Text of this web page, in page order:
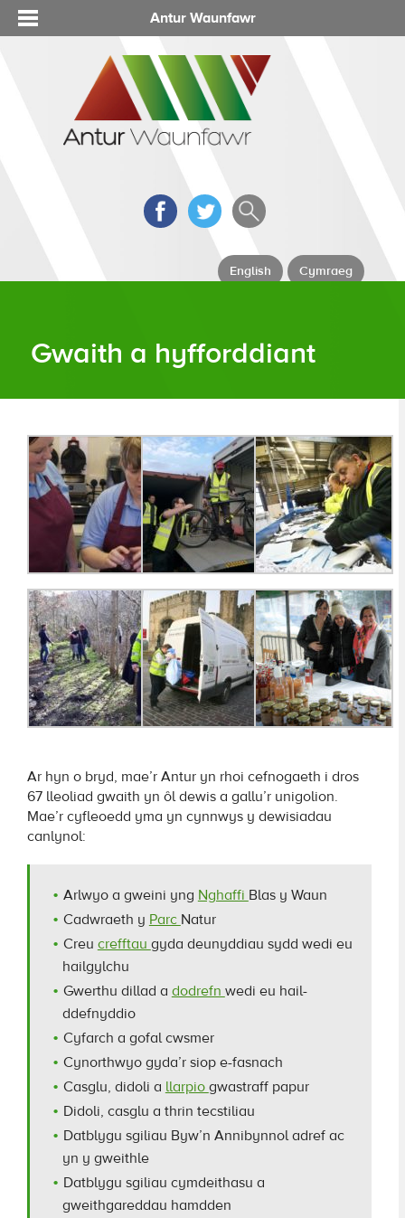
Antur Waunfawr
English Cymraeg
Gwaith a hyfforddiant
Ar hyn o bryd, mae’r Antur yn rhoi cefnogaeth i dros
67 lleoliad gwaith yn ôl dewis a gallu’r unigolion.
Mae’r cyfleoedd yma yn cynnwys y dewisiadau
canlynol:
Arlwyo a gweini yng Nghaffi Blas y Waun
Cadwraeth y Parc Natur
Creu crefftau gyda deunyddiau sydd wedi eu
hailgylchu
Gwerthu dillad a dodrefn wedi eu hail-
ddefnyddio
Cyfarch a gofal cwsmer
Cynorthwyo gyda’r siop e-fasnach
Casglu, didoli a llarpio gwastraff papur
Didoli, casglu a thrin tecstiliau
Datblygu sgiliau Byw’n Annibynnol adref ac
yn y gweithle
Datblygu sgiliau cymdeithasu a
gweithgareddau hamdden